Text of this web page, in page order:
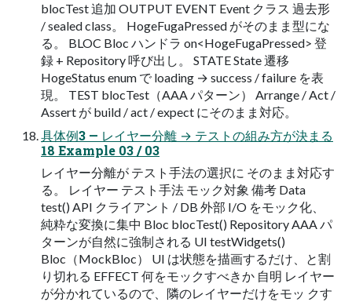
blocTest 追加 OUTPUT EVENT Event クラス 過去形
/ sealed class。 HogeFugaPressed がそのまま型にな
る。 BLOC Bloc ハンドラ on<HogeFugaPressed> 登
録 + Repository 呼び出し。 STATE State 遷移
HogeStatus enum で loading → success / failure を表
現。 TEST blocTest（AAA パターン） Arrange / Act /
Assert が build / act / expect にそのまま対応。
具体例3 — レイヤー分離 → テストの組み方が決まる
18 Example 03 / 03
レイヤー分離が テスト手法の選択に そのまま対応す
る。 レイヤー テスト手法 モック対象 備考 Data
test() API クライアント / DB 外部 I/O をモック化、
純粋な変換に集中 Bloc blocTest() Repository AAA パ
ターンが自然に強制される UI testWidgets()
Bloc（MockBloc） UI は状態を描画するだけ、と割
り切れる EFFECT 何をモックすべきか 自明 レイヤー
が分かれているので、隣のレイヤーだけをモッ クす